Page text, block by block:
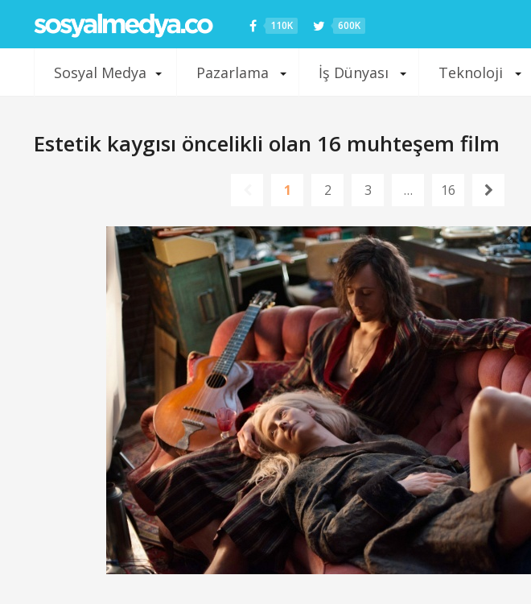
110K 600K
Sosyal Medya Pazarlama İş Dünyası Teknoloji
Estetik kaygısı öncelikli olan 16 muhteşem film
1 2 3 … 16